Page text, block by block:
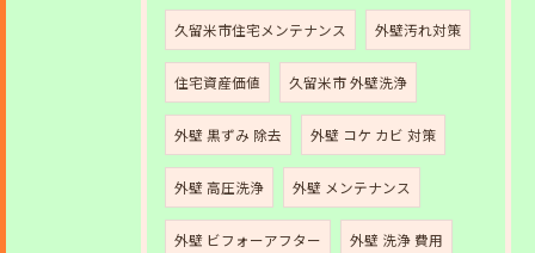
久留米市住宅メンテナンス 外壁汚れ対策
住宅資産価値 久留米市 外壁洗浄
外壁 黒ずみ 除去 外壁 コケ カビ 対策
外壁 高圧洗浄 外壁 メンテナンス
外壁 ビフォーアフター 外壁 洗浄 費用